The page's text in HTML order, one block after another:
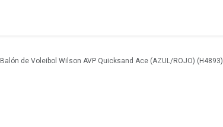
Balón de Voleibol Wilson AVP Quicksand Ace (AZUL/ROJO) (H4893)